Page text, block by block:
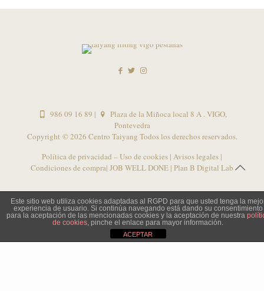
986 09 16 89 |
Plaza de la Miñoca local 8 A . VIGO,
Pontevedra
Copyright ©2026 Centro Taiyang Todos los derechos reservados.
Política de privacidad – Uso de cookies | Avisos legales |
Condiciones de compra| JOB WELL DONE | Plan B Digital Lab
Este sitio web utiliza cookies adaptadas al RGPD para que usted tenga la
experiencia de usuario. Si continúa navegando está dando su consentimiento
para la aceptación de las mencionadas cookies y la aceptación de nuestra
de cookies, pinche el enlace para mayor información.
ACEPTAR